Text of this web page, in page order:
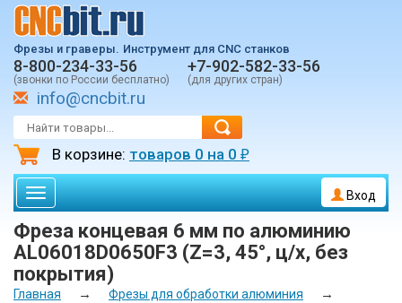
Фрезы и граверы. Инструмент для CNC станков
8-800-234-33-56
(звонки по России бесплатно)
+7-902-582-33-56
(для других стран)
info@cncbit.ru
В корзине: товаров 0 на 0 ₽
Toggle
navigation
Вход
Фреза концевая 6 мм по алюминию
AL06018D0650F3 (Z=3, 45°, ц/х, без
покрытия)
Главная → Фрезы для обработки алюминия →